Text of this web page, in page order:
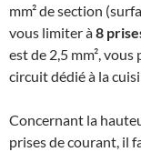
mm² de section
vous limiter à8
est de 2,5 mm²,
circuit dédié à la
Concernant la
prises de courant, il